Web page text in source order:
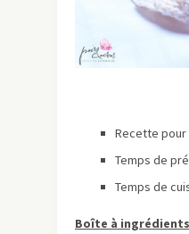
Recette pour
Temps de
Temps de
Boîte à